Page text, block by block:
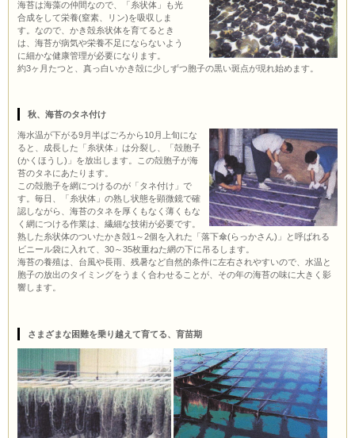
海苔は海藻の仲間なので、「糸状体」も光
合成をして栄養(窒素、リン)を吸収しま
す。なので、かき殻糸状体を育てるとき
は、海苔が病気や栄養不足にならないよう
に細かな健康管理が必要になります。
約3ヶ月たつと、真っ白いかき殻に少しずつ胞子の黒い斑点が現れ始めます。
秋、海苔のタネ付け
海水温が下がる9月半ばごろから10月上旬にな
ると、成長した「糸状体」は分裂し、「殻胞子
(かくほうし)」を放出します。この殻胞子が海
苔のタネにあたります。
この殻胞子を網につけるのが「タネ付け」で
す。毎日、「糸状体」の熟し状態を顕微鏡で確
認しながら、海苔のタネを厚くもなく薄くもな
く網につける作業は、繊細な技術が必要です。
熟した糸状体のついたかき殻1～2個を入れた「落下傘(らっかさん)」と呼ばれる
ビニール袋に入れて、30～35枚重ねた網の下に吊るします。
海苔の養殖は、台風や長雨、残暑など自然的条件に左右されやすいので、水温と
胞子の放出のタイミングをうまく合わせることが、その年の海苔の味に大きく影
響します。
さまざまな困難を乗り越えて育てる、育苗期